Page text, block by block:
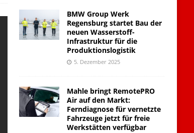
BMW Group Werk
Regensburg startet Bau der
neuen Wasserstoff-
Infrastruktur für die
Produktionslogistik
5. Dezember 2025
Mahle bringt RemotePRO
Air auf den Markt:
Ferndiagnose für vernetzte
Fahrzeuge jetzt für freie
Werkstätten verfügbar